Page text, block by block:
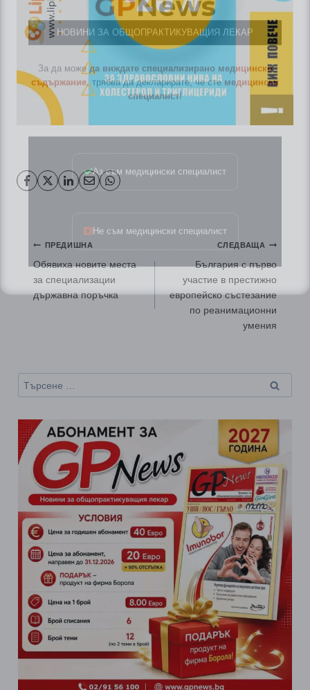
Навигация
ПРЕДИШНА
Обявиха новите места
за специализации
държавна поръчка
СЛЕДВАЩА
България с първо
участие в престижно
европейско състезание
по реанимационни
умения
Търсене
за:
НОВИНИ ЗА ОБЩОПРАКТИКУВАЩИЯ ЛЕКАР
За да можеда виждате специализирано медицинско
медицински
специалист!